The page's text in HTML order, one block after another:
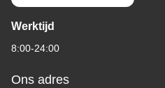
Werktijd
8:00-24:00
Ons adres